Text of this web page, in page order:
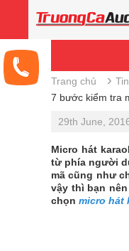
Trang chủ ›
7 bước kiểm tra
29th June,
Micro hát
từ phía người
mã cũng như
vậy thì bạn
chọn micro hát